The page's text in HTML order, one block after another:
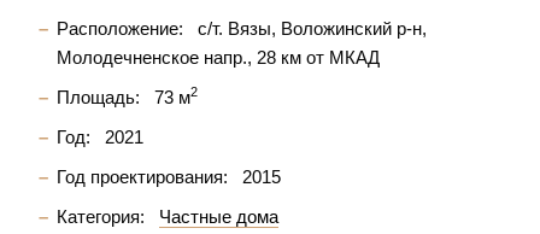
Расположение:
с/т. Вязы, Воложинский р-н,
Молодечненское напр., 28 км от МКАД
Площадь:
73 м2
Год:
2021
Год проектирования:
2015
Категория:
Частные дома